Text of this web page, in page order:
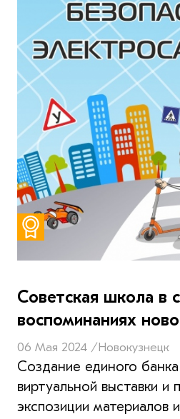
Советская школа в
воспоминаниях
06 Мая 2024 /Новокузнецк
Создание единого
виртуальной выставки и
экспозиции материалов